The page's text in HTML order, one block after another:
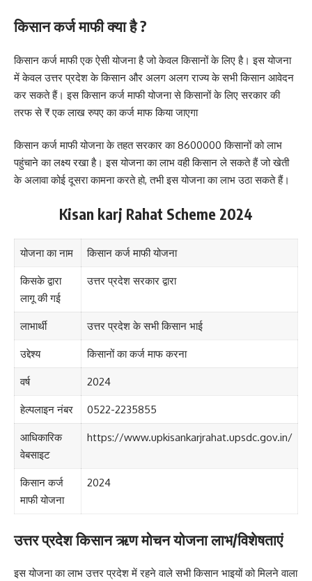
किसान कर्ज माफी क्या है ?
किसान कर्ज माफी एक ऐसी योजना है जो केवल किसानों के लिए है। इस योजना
में केवल उत्तर प्रदेश के किसान और अलग अलग राज्य के सभी किसान आवेदन
कर सकते हैं। इस किसान कर्ज माफी योजना से किसानों के लिए सरकार की
तरफ से ₹ एक लाख रुपए का कर्ज माफ किया जाएगा
किसान कर्ज माफी योजना के तहत सरकार का 8600000 किसानों को लाभ
पहुंचाने का लक्ष्य रखा है। इस योजना का लाभ वही किसान ले सकते हैं जो खेती
के अलावा कोई दूसरा कामना करते हो, तभी इस योजना का लाभ उठा सकते हैं।
Kisan karj Rahat Scheme 2024
योजना का नाम किसान कर्ज माफी योजना
किसके द्वारा
लागू की गई
उत्तर प्रदेश सरकार द्वारा
लाभार्थी उत्तर प्रदेश के सभी किसान भाई
उद्देश्य किसानों का कर्ज माफ करना
वर्ष 2024
हेल्पलाइन नंबर 0522-2235855
आधिकारिक
वेबसाइट
https://www.upkisankarjrahat.upsdc.gov.in/
किसान कर्ज
माफी योजना
2024
उत्तर प्रदेश किसान ऋण मोचन योजना लाभ/विशेषताएं
इस योजना का लाभ उत्तर प्रदेश में रहने वाले सभी किसान भाइयों को मिलने वाला